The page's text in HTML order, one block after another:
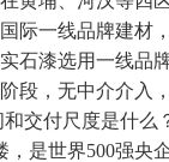
际一线品牌建材
石漆选用一线品
段，无中介介入
交付尺度是什么
，是世界500强央